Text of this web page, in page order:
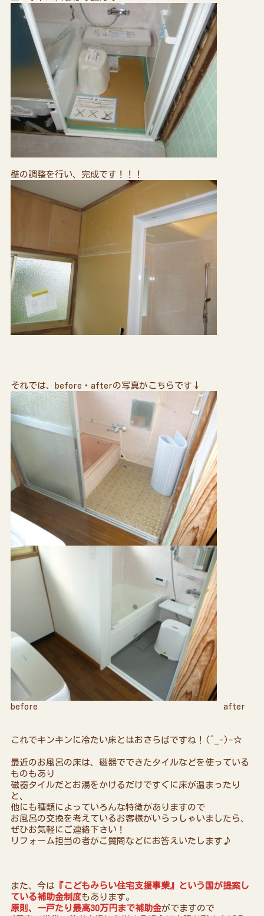
壁の調整を行い、完成です！！！
それでは、before・afterの写真がこちらです↓
before after
これでキンキンに冷たい床とはおさらばですね！(^_-)-☆
最近のお風呂の床は、磁器でできたタイルなどを使っている
ものもあり
磁器タイルだとお湯をかけるだけですぐに床が温まったり
と、
他にも種類によっていろんな特徴がありますので
お風呂の交換を考えているお客様がいらっしゃいましたら、
ぜひお気軽にご連絡下さい！
リフォーム担当の者がご質問などにお答えいたします♪
また、今は 『こどもみらい住宅支援事業』という国が提案し
ている補助金制度もあります。
原則、一戸たり最高30万円まで補助金がでますので